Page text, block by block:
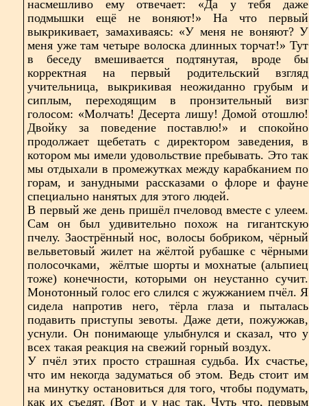
насмешливо ему отвечает: «Да у тебя даже
подмышки ещё не воняют!» На что первый
выкрикивает, замахиваясь: «У меня не воняют? У
меня уже там четыре волоска длинных торчат!» Тут
в беседу вмешивается подтянутая, вроде бы
корректная на первый родительский взгляд
учительница, выкрикивая неожиданно грубым и
сиплым, переходящим в пронзительный визг
голосом: «Молчать! Десерта лишу! Домой отошлю!
Двойку за поведение поставлю!» и спокойно
продолжает щебетать с директором заведения, в
котором мы имели удовольствие пребывать. Это так
мы отдыхали в промежутках между карабканием по
горам, и занудными рассказами о флоре и фауне
специально нанятых для этого людей.
В первый же день пришёл пчеловод вместе с улеем.
Сам он был удивительно похож на гигантскую
пчелу. Заострённый нос, волосы бобриком, чёрный
вельветовый жилет на жёлтой рубашке с чёрными
полосочками,
жёлтые шорты и мохнатые (альпиец
тоже) конечности, которыми он неустанно сучит.
Монотонный голос его слился с жужжанием пчёл. Я
сидела напротив него, тёрла глаза и пыталась
подавить приступы зевоты. Даже дети, пожужжав,
уснули. Он понимающе улыбнулся и сказал, что у
всех такая реакция на свежий горный воздух.
У пчёл этих просто страшная судьба. Их счастье,
что им некогда задуматься об этом. Ведь стоит им
на минутку остановиться для того, чтобы подумать,
как их съедят. (Вот и у нас так. Чуть что, первым